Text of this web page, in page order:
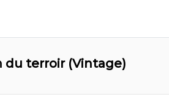
du terroir (Vintage)